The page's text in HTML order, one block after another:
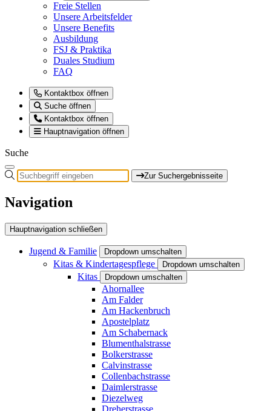
Freie Stellen
Unsere Arbeitsfelder
Unsere Benefits
Ausbildung
FSJ & Praktika
Duales Studium
FAQ
Kontaktbox öffnen
Suche öffnen
Kontaktbox öffnen
Hauptnavigation öffnen
Suche
Zur Suchergebnisseite
Navigation
Hauptnavigation schließen
Jugend & Familie Dropdown umschalten
Kitas & Kindertagespflege Dropdown umschalten
Kitas Dropdown umschalten
Ahornallee
Am Falder
Am Hackenbruch
Apostelplatz
Am Schabernack
Blumenthalstrasse
Bolkerstrasse
Calvinstrasse
Collenbachstrasse
Daimlerstrasse
Diezelweg
Dreherstrasse